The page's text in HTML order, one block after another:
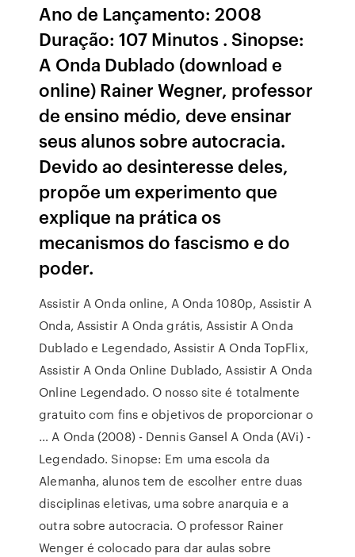
Ano de Lançamento: 2008
Duração: 107 Minutos . Sinopse:
A Onda Dublado (download e
online) Rainer Wegner, professor
de ensino médio, deve ensinar
seus alunos sobre autocracia.
Devido ao desinteresse deles,
propõe um experimento que
explique na prática os
mecanismos do fascismo e do
poder.
Assistir A Onda online, A Onda 1080p, Assistir A
Onda, Assistir A Onda grátis, Assistir A Onda
Dublado e Legendado, Assistir A Onda TopFlix,
Assistir A Onda Online Dublado, Assistir A Onda
Online Legendado. O nosso site é totalmente
gratuito com fins e objetivos de proporcionar o
… A Onda (2008) - Dennis Gansel A Onda (AVi) -
Legendado. Sinopse: Em uma escola da
Alemanha, alunos tem de escolher entre duas
disciplinas eletivas, uma sobre anarquia e a
outra sobre autocracia. O professor Rainer
Wenger é colocado para dar aulas sobre